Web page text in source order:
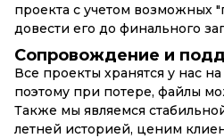
проекта с учетом возможных
довести его до финального
Сопровождение и
Все проекты хранятся у нас
поэтому при потере, файлы
Также мы являемся
летней историей, ценим